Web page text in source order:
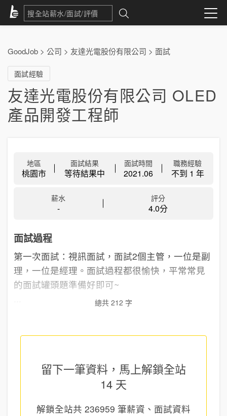
GoodJob > 公司 > 友達光電股份有限公司 > 面試
面試經驗
友達光電股份有限公司 OLED
產品開發工程師
地區
桃園市
面試結果
等待結果中
面試時間
2021.06
職務經驗
不到 1 年
薪水
-
評分
4.0分
面試過程
第一次面試：視訊面試，面試2個主管，一位是副
理，一位是經理。面試過程都很愉快，平常常見
的面試罐頭題準備好即可~
總共 212 字
留下一筆資料，馬上解鎖全站
14 天
解鎖全站共 236959 筆薪資、面試資料